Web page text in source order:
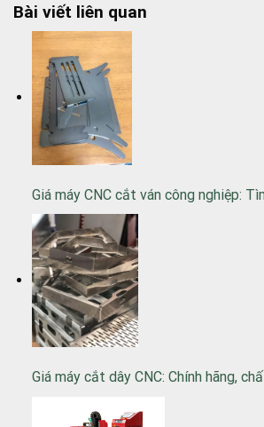
Bài viết liên quan
Giá máy CNC cắt ván công nghiệp:
Giá máy cắt dây CNC: Chính hãng,